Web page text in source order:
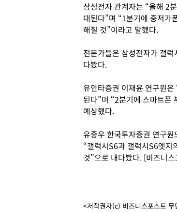
삼성전자 관계자는 “올해 2
대된다”며 “1분기에 중저가
해질 것”이라고 말했다.
전문가들은 삼성전자가 갤
다봤다.
유안타증권 이재윤 연구원
된다”며 “2분기에 스마트폰
예상했다.
유종우 한국투자증권 연구
“갤럭시S6과 갤럭시S6엣지
것”으로 내다봤다. [비즈니
<저작권자(c) 비즈니스포스트